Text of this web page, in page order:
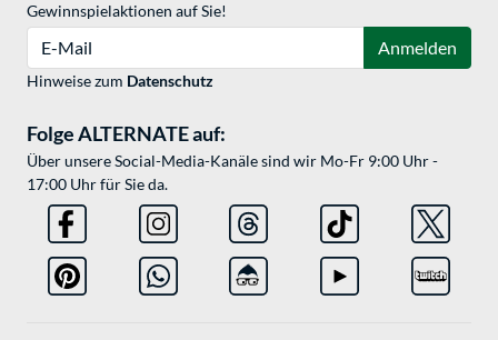
Gewinnspielaktionen auf Sie!
Anmelden
Hinweise zum Datenschutz
Folge ALTERNATE auf:
Über unsere Social-Media-Kanäle sind wir Mo-Fr 9:00 Uhr -
17:00 Uhr für Sie da.